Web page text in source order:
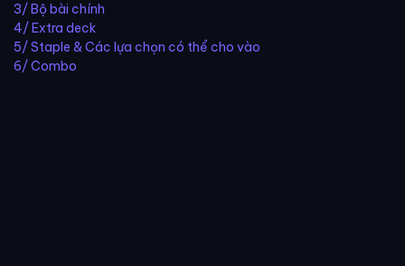
3/ Bộ bài chính
4/ Extra deck
5/ Staple & Các lựa chọn có thể cho vào
6/ Combo